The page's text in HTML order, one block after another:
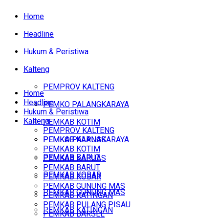
Home
Headline
Hukum & Peristiwa
Kalteng
PEMPROV KALTENG
PEMKO PALANGKARAYA
PEMKAB KOTIM
PEMKAB KAPUAS
PEMKAB BARUT
PEMKAB KOBAR
PEMKAB GUNUNG MAS
PEMKAB KATINGAN
Home
Headline
Hukum & Peristiwa
Kalteng
PEMPROV KALTENG
PEMKO PALANGKARAYA
PEMKAB KOTIM
PEMKAB KAPUAS
PEMKAB BARUT
PEMKAB KOBAR
PEMKAB GUNUNG MAS
PEMKAB KATINGAN
PEMKAB PULANG PISAU
PEMKAB BARSEL